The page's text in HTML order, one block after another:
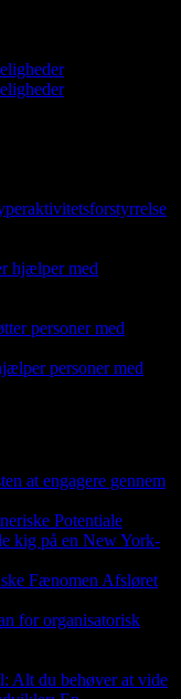
hjælper med
personer med
personer med
at engagere gennem
Potentiale
kig på en New York-
Fænomen Afsløret
for organisatorisk
Alt du behøver at vide